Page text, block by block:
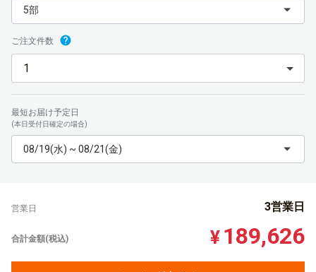
5部
ご注文件数
最短お届け予定日
(本日受付日確定の場合)
08/19(水) ~ 08/21(金)
営業日 3営業日
合計金額(税込) ¥ 189,626